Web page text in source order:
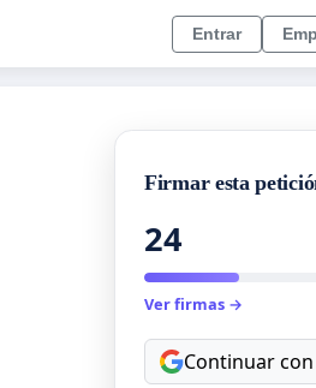
Entrar
Firmar esta
24
Ver firmas →
Continuar